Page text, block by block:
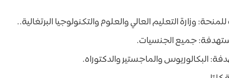
وزارة التعليم العالي والعلوم والتكنولوجيا البرتغالية..
جميع الجنسيات.
البكالوريوس والماجستير والدكتوراه.